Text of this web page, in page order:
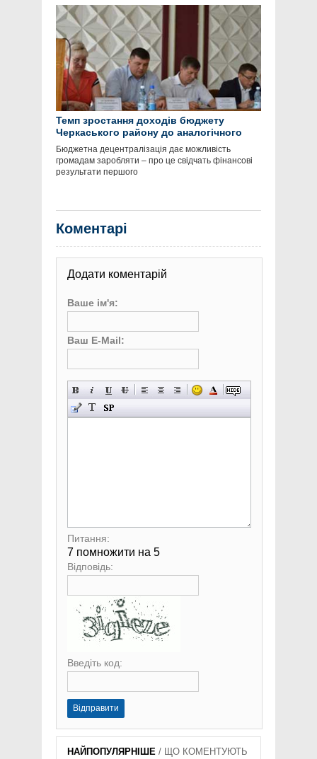
Темп зростання доходів бюджету
Черкаського району до аналогічного
періоду 2014 року становить 116,8 %.
Бюджетна децентралізація дає можливість
громадам заробляти – про це свідчать фінансові
результати першого
Коментарі
Додати коментарій
Ваше ім'я:
Ваш E-Mail:
Питання:
7 помножити на 5
Відповідь:
Введіть код:
Відправити
НАЙПОПУЛЯРНІШЕ / ЩО КОМЕНТУЮТЬ